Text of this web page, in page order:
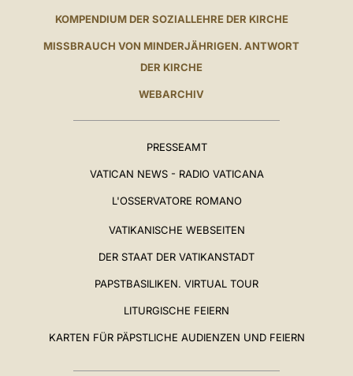
KOMPENDIUM DER SOZIALLEHRE DER KIRCHE
MISSBRAUCH VON MINDERJÄHRIGEN. ANTWORT
DER KIRCHE
WEBARCHIV
PRESSEAMT
VATICAN NEWS - RADIO VATICANA
L'OSSERVATORE ROMANO
VATIKANISCHE WEBSEITEN
DER STAAT DER VATIKANSTADT
PAPSTBASILIKEN. VIRTUAL TOUR
LITURGISCHE FEIERN
KARTEN FÜR PÄPSTLICHE AUDIENZEN UND FEIERN